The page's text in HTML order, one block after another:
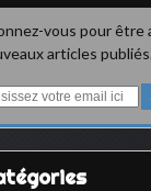
vous pour être
articles publiés.